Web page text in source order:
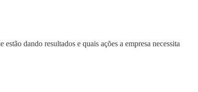
dando resultados e quais ações a empresa necessita